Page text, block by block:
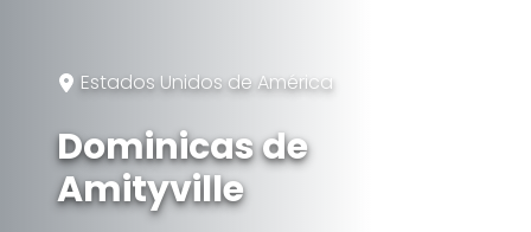
Estados Unidos de América
Dominicas de
Amityville